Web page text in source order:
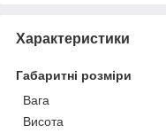
Характеристики
Габаритні розміри
Вага
Висота